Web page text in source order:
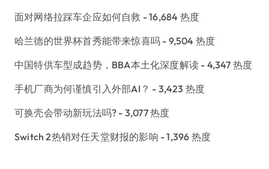
面对网络拉踩车企应如何自救 - 16,684 热度
哈兰德的世界杯首秀能带来惊喜吗 - 9,504 热度
中国特供车型成趋势，BBA本土化深度解读 - 4,347 热度
手机厂商为何谨慎引入外部AI？ - 3,423 热度
可换壳会带动新玩法吗? - 3,077 热度
Switch 2热销对任天堂财报的影响 - 1,396 热度